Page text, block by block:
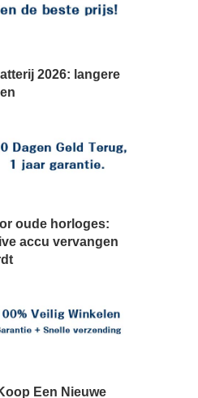
2026: langere
oude horloges:
accu vervangen
Een Nieuwe